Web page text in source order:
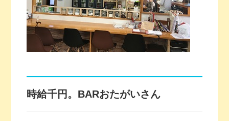
時給千円。BARおたがいさん